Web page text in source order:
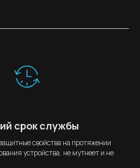
срок службы
свойства на протяжении
устройства, не мутнеет и не